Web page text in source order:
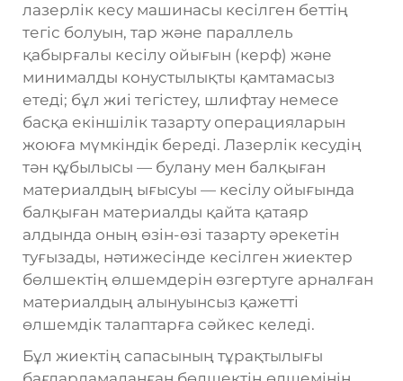
лазерлік кесу машинасы кесілген беттің
тегіс болуын, тар және параллель
қабырғалы кесілу ойығын (керф) және
минималды конустылықты қамтамасыз
етеді; бұл жиі тегістеу, шлифтау немесе
басқа екіншілік тазарту операцияларын
жоюға мүмкіндік береді. Лазерлік кесудің
тән құбылысы — булану мен балқыған
материалдың ығысуы — кесілу ойығында
балқыған материалды қайта қатаяр
алдында оның өзін-өзі тазарту әрекетін
туғызады, нәтижесінде кесілген жиектер
бөлшектің өлшемдерін өзгертуге арналған
материалдың алынуынсыз қажетті
өлшемдік талаптарға сәйкес келеді.
Бұл жиектің сапасының тұрақтылығы